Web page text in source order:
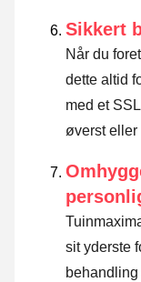
Sikkert
Når du
dette altid
med et
øverst eller
sit yderste